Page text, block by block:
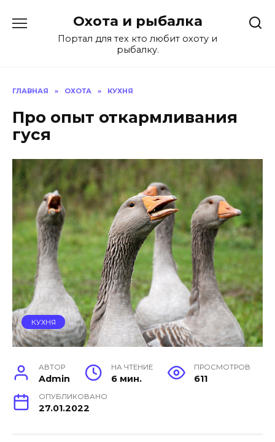
содержанию
Охота и рыбалка
Портал для тех кто любит охоту и
рыбалку.
ГЛАВНАЯ » ОХОТА » КУХНЯ
Про опыт откармливания
гуся
КУХНЯ
АВТОР
Admin
НА ЧТЕНИЕ
6 мин.
ПРОСМОТРОВ
611
ОПУБЛИКОВАНО
27.01.2022